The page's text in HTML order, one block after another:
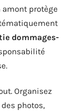
protège
dommages-
Organisez
photos,